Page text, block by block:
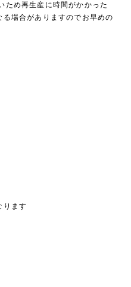
め再生産に時間がかかった
場合がありますのでお早めの
ります